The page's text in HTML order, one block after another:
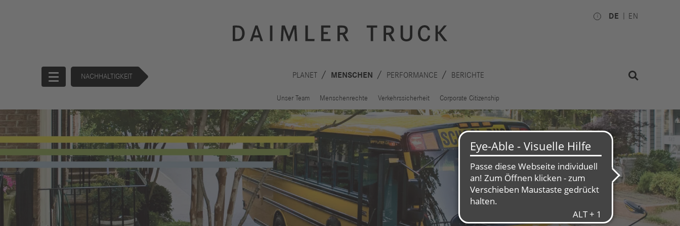
DE EN
NACHHALTIGKEIT PLANET MENSCHEN
Unser Team Menschenrechte Verkehrssicherheit Corporate Citizenship
PERFORMANCE BERICHTE
Startseite
Unternehmen
Unternehmensführung
Produkte
Buses
Innovation
Antriebe
Sicherheit
Nachhaltigkeit
Planet
Menschen
Investoren
Finanzkalender
Betriebsrat